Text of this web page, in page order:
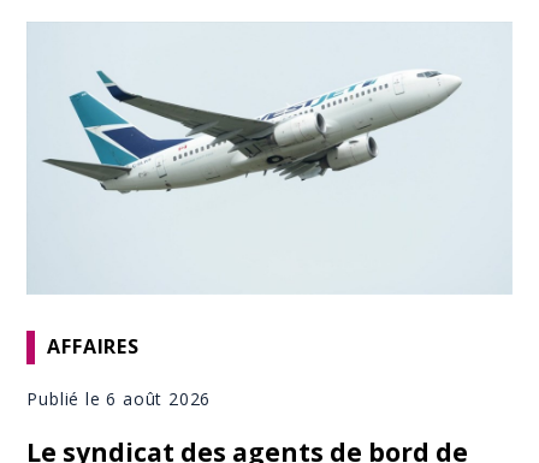
AFFAIRES
Publié le 6 août 2026
Le syndicat des agents de bord de